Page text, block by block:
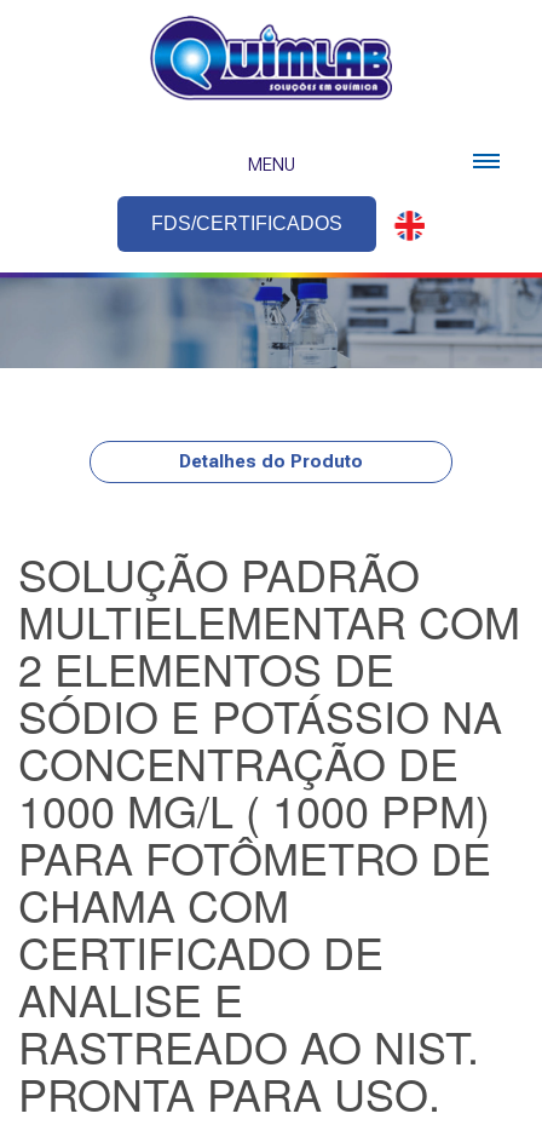
MENU
FDS/CERTIFICADOS
Detalhes do Produto
SOLUÇÃO PADRÃO
MULTIELEMENTAR COM
2 ELEMENTOS DE
SÓDIO E POTÁSSIO NA
CONCENTRAÇÃO DE
1000 MG/L ( 1000 PPM)
PARA FOTÔMETRO DE
CHAMA COM
CERTIFICADO DE
ANALISE E
RASTREADO AO NIST.
PRONTA PARA USO.